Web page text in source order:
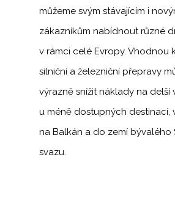
můžeme svým stávajícím i
zákazníkům nabídnout různé
v rámci celé Evropy. Vhodnou
silniční a železniční přepravy
výrazně snížit náklady na delší
u méně dostupných destinací,
na Balkán a do zemí bývalého
svazu.